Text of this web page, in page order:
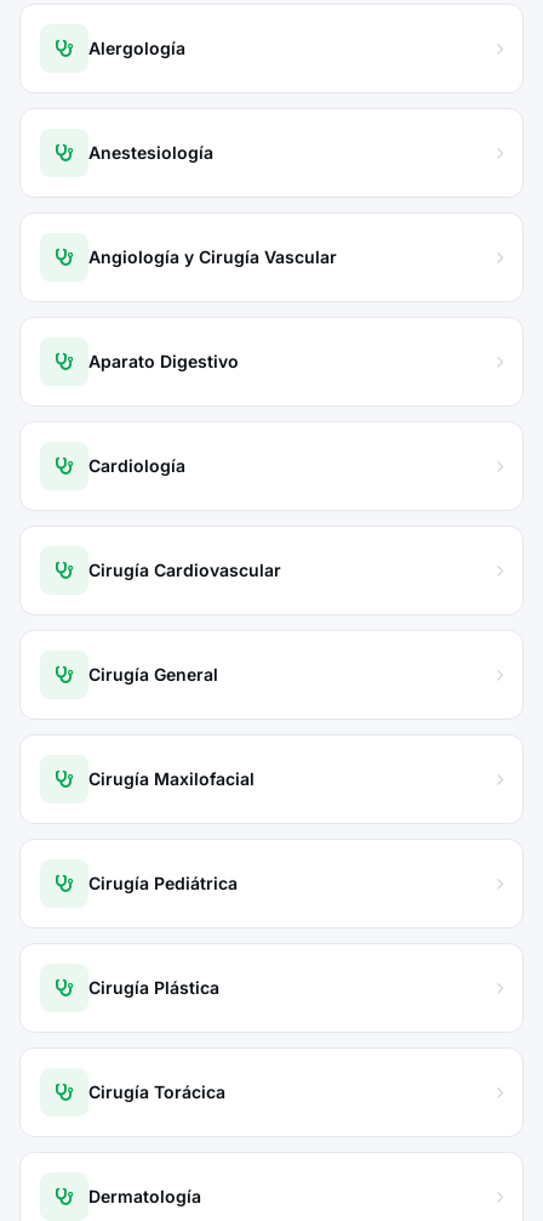
Alergología
Anestesiología
Angiología y Cirugía Vascular
Aparato Digestivo
Cardiología
Cirugía Cardiovascular
Cirugía General
Cirugía Maxilofacial
Cirugía Pediátrica
Cirugía Plástica
Cirugía Torácica
Dermatología